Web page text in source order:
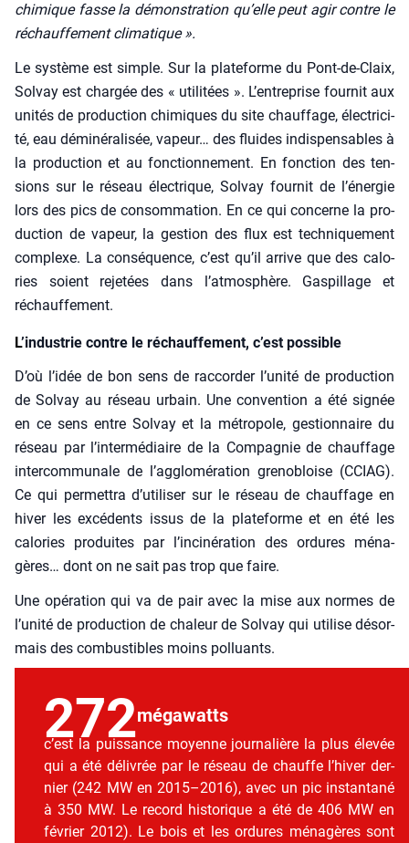
chi­mique fasse la démons­tra­tion qu’elle peut agir contre le
réchauf­fe­ment cli­ma­tique ».
Le sys­tème est simple. Sur la pla­te­forme du Pont-de-Claix,
Sol­vay est char­gée des « uti­li­tées ». L’entreprise four­nit aux
uni­tés de pro­duc­tion chi­miques du site chauf­fage, élec­tri­ci­
té, eau démi­né­ra­li­sée, vapeur… des fluides indis­pen­sables à
la pro­duc­tion et au fonc­tion­ne­ment. En fonc­tion des ten­
sions sur le réseau élec­trique, Sol­vay four­nit de l’énergie
lors des pics de consom­ma­tion. En ce qui concerne la pro­
duc­tion de vapeur, la ges­tion des flux est tech­ni­que­ment
com­plexe. La consé­quence, c’est qu’il arrive que des calo­
ries soient reje­tées dans l’atmosphère. Gas­pillage et
réchauf­fe­ment.
L’industrie contre le réchauffement, c’est possible
D’où l’idée de bon sens de rac­cor­der l’unité de pro­duc­tion
de Sol­vay au réseau urbain. Une conven­tion a été signée
en ce sens entre Sol­vay et la métro­pole, ges­tion­naire du
réseau par l’intermédiaire de la Com­pa­gnie de chauf­fage
inter­com­mu­nale de l’agglomération gre­no­bloise (CCIAG).
Ce qui per­met­tra d’utiliser sur le réseau de chauf­fage en
hiver les excé­dents issus de la pla­te­forme et en été les
calo­ries pro­duites par l’incinération des ordures ména­
gères… dont on ne sait pas trop que faire.
Une opé­ra­tion qui va de pair avec la mise aux normes de
l’unité de pro­duc­tion de cha­leur de Sol­vay qui uti­lise désor­
mais des com­bus­tibles moins pol­luants.
272méga­watts
c’est la puis­sance moyenne jour­na­lière la plus éle­vée
qui a été déli­vrée par le réseau de chauffe l’hiver der­
nier (242 MW en 2015–2016), avec un pic ins­tan­ta­né
à 350 MW. Le record his­to­rique a été de 406 MW en
février 2012). Le bois et les ordures ména­gères sont